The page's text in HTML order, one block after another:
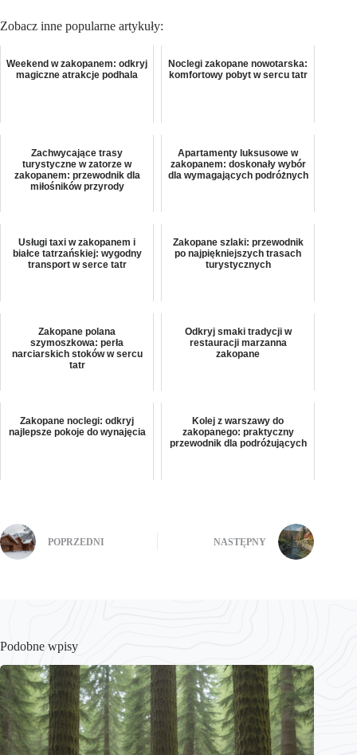
Zobacz inne popularne artykuły:
Weekend w zakopanem: odkryj
magiczne atrakcje podhala
Noclegi zakopane nowotarska:
komfortowy pobyt w sercu tatr
Zachwycające trasy
turystyczne w zatorze w
zakopanem: przewodnik dla
miłośników przyrody
Apartamenty luksusowe w
zakopanem: doskonały wybór
dla wymagających podróżnych
Usługi taxi w zakopanem i
białce tatrzańskiej: wygodny
transport w serce tatr
Zakopane szlaki: przewodnik
po najpiękniejszych trasach
turystycznych
Zakopane polana
szymoszkowa: perła
narciarskich stoków w sercu
tatr
Odkryj smaki tradycji w
restauracji marzanna
zakopane
Zakopane noclegi: odkryj
najlepsze pokoje do wynajęcia
Kolej z warszawy do
zakopanego: praktyczny
przewodnik dla podróżujących
POPRZEDNI NASTĘPNY
Podobne wpisy